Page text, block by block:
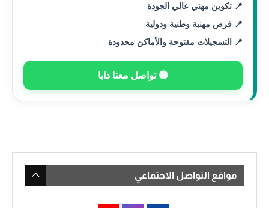
📍 تكوين مهني عالي الجودة
📍 فرص مهنية وطنية ودولية
📍 التسجيلات مفتوحة والأماكن محدودة
🟢 تواصل معنا دابا
مواقع التواصل الاجتماعي